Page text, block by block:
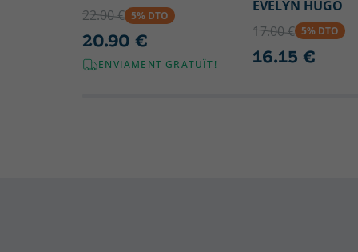
22.00 € 5% DTO
20.90 €
ENVIAMENT GRATUÏT!
EVELYN HUGO
17.00 € 5% DTO
16.15 €